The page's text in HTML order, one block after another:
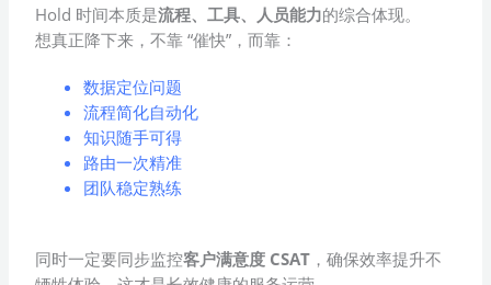
Hold 时间本质是流程、工具、人员能力的综合体现。
想真正降下来，不靠 “催快”，而靠：
数据定位问题
流程简化自动化
知识随手可得
路由一次精准
团队稳定熟练
同时一定要同步监控客户满意度 CSAT ，确保效率提升不